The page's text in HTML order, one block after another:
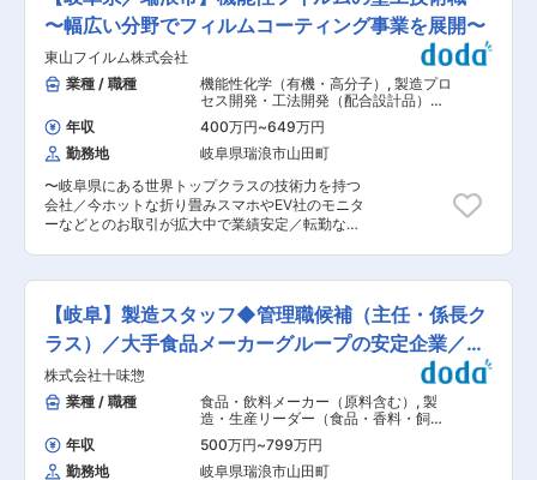
る大塚ホールディングス（東証一部上場）を中心
とした大塚グループの一員で、安定した経営基盤
を持っています。携帯電話やパソコンなどに使わ
れている「タッチパネル用のフィルム」から自動
車、家電製品、医療に使われているフィルムま
で、多種多様なフィルムを製造しています。スマ
ートフォンの普及などによって当社のニーズは高
まっています。フィルム加工の中で最も難しい
「フィルムに薄く塗装する技術」を得意とし、国
内外問わず、世界から高い評価を得ている会社で
す。独自の設備・技術を活かし、既存の技術をよ
り高めると共に、新しい分野にも挑戦している
でまいります。 変更の範囲：会社の定める業務
請求書の照合など ・ＰＣ入力 ：出荷・受注・仕
入・売上などを自社システムへ入力 ※未経験でも
丁寧に指導いたしますのでご安心ください。 ■組
織構成： 現在、5名の方が活躍中（男性3名、女
性2名） 20代〜50代の幅広い社員が在籍してお
り、中途入社の方もいるため馴染みやすい環境と
なっています。 お任せする業務を主に担当してい
る女性社員2名より、OJT教育を通して業務を教
えます。 ■働く環境： ・有給5日取得義務がある
ため、実質115日休み！お子さんの急な体調不良
等もお休みがとれるよう組織でサポートもしてお
り、将来的に時短勤務、リモートワークも相談可
能なためお仕事と子育ての両立ができる働きやす
解のある環境です。 ・自社ブランド「m-mode」
が好評でヒット商品多数あり！安定した売上もあ
るため、腰を据えて働くことができます！ ・東農
地区では馴染み深い「美濃焼」を扱っているた
め、地域の名産品を大切にしたい方にはピッタリ
です！ ■当社について 陶磁器生産のシェア50％
以上を誇る「美濃焼」のテーブルウェアを企画・
販売している当社。 自社ブランド「m-mode」が
好評で食器、マグカップ、調理器具など年間出荷
〜幅広い分野でフィルムコーティング事業を展開〜
東山フイルム株式会社
業種 / 職種
機能性化学（有機・高分子） , 製造プロ
セス開発・工法開発（配合設計品）
（塗料・接着剤など） 製造プロセス開
発・工法開発（無機・セラミック・非
鉄金属）
年収 400万円~649万円
勤務地
岐阜県瑞浪市山田町
〜岐阜県にある世界トップクラスの技術力を持つ
会社／今ホットな折り畳みスマホやEV社のモニタ
ーなどとのお取引が拡大中で業績安定／転勤なし
なフィルムを製造しています。当社のフイルムは
世界でもトップクラスの耐擦傷性を誇るため、最
近だと今話題の折り畳みスマホやEV車のモニター
など、接触する回数が多い部分によく使われてい
ます。そのような背景から今後もどんどん増えて
いくと見込まれるお客様からの依頼に応えていく
ために、組織を強化するべく増員を行っていま
す。 ■職務内容：【変更の範囲：会社の定める業
務】 フィルム加工の中で最も難しい「フィルムに
薄く塗装する技術」を得意とし、国内外問わず、
世界から高い評価を得ています。 お任せするのは
【岐阜】製造スタッフ◆管理職候補（主任・係長ク
ラス）／大手食品メーカーグループの安定企業／車
通勤可
株式会社十味惣
業種 / 職種
食品・飲料メーカー（原料含む） , 製
造・生産リーダー（食品・香料・飼
料） 製造・生産オペレーター（食品・
香料・飼料）
年収 500万円~799万円
勤務地
岐阜県瑞浪市山田町